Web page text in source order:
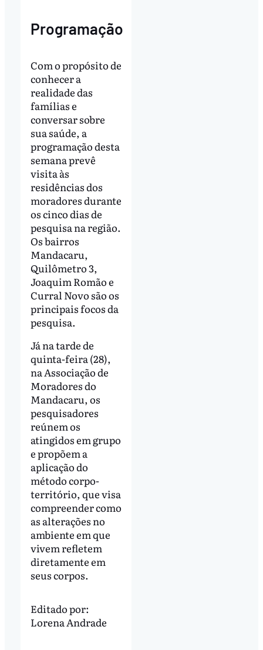
Programação
Com o propósito de
conhecer a
realidade das
famílias e
conversar sobre
sua saúde, a
programação desta
semana prevê
visita às
residências dos
moradores durante
os cinco dias de
pesquisa na região.
Os bairros
Mandacaru,
Quilômetro 3,
Joaquim Romão e
Curral Novo são os
principais focos da
pesquisa.
Já na tarde de
quinta-feira (28),
na Associação de
Moradores do
Mandacaru, os
pesquisadores
reúnem os
atingidos em grupo
e propõem a
aplicação do
método corpo-
território, que visa
compreender como
as alterações no
ambiente em que
vivem refletem
diretamente em
seus corpos.
Editado por:
Lorena Andrade